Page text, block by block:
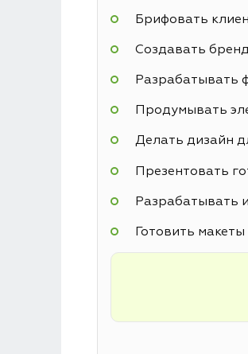
Брифовать
Создавать
Разрабатывать
Продумывать
Делать дизайн
Презентовать
Разрабатывать
Готовить